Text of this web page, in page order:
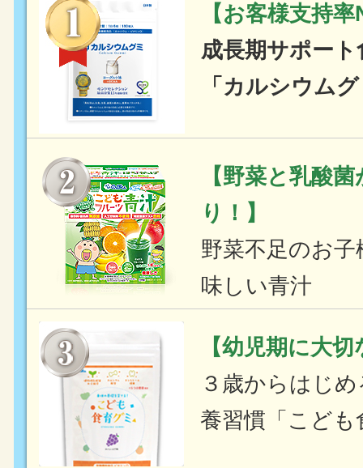
【お客様支持
成長期サポート
「カルシウム
【野菜と乳酸
り！】
野菜不足のお
味しい青汁
【幼児期に大
３歳からはじ
養習慣「こども